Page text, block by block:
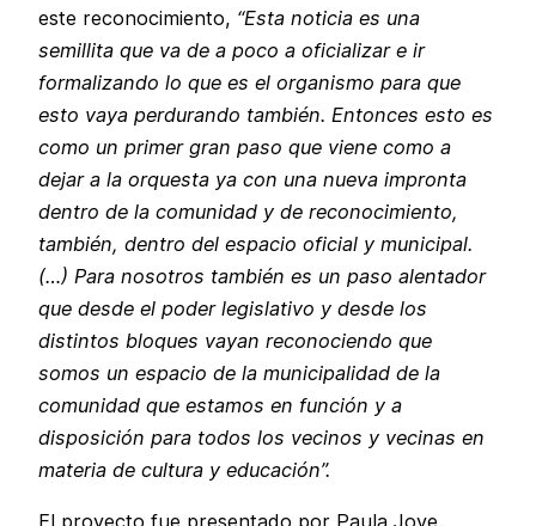
este reconocimiento, “Esta noticia es una
semillita que va de a poco a oficializar e ir
formalizando lo que es el organismo para que
esto vaya perdurando también. Entonces esto es
como un primer gran paso que viene como a
dejar a la orquesta ya con una nueva impronta
dentro de la comunidad y de reconocimiento,
también, dentro del espacio oficial y municipal.
(…) Para nosotros también es un paso alentador
que desde el poder legislativo y desde los
distintos bloques vayan reconociendo que
somos un espacio de la municipalidad de la
comunidad que estamos en función y a
disposición para todos los vecinos y vecinas en
materia de cultura y educación”.